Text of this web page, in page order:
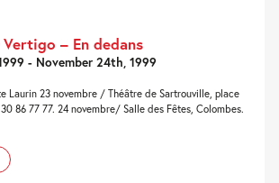
– En dedans
- November 24th, 1999
Laurin 23 novembre / Théâtre de Sartrouville, place
86 77 77. 24 novembre/ Salle des Fêtes, Colombes.